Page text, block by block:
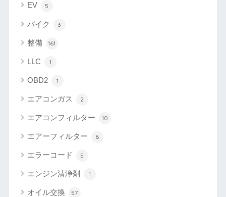
EV 5
バイク 3
整備 161
LLC 1
OBD2 1
エアコンガス 2
エアコンフィルター 10
エアーフィルター 6
エラーコード 5
エンジン清浄剤 1
オイル交換 57